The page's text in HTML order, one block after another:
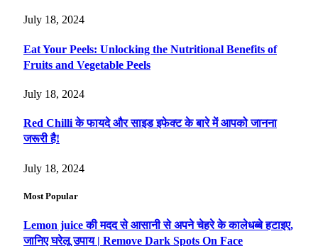
July 18, 2024
Eat Your Peels: Unlocking the Nutritional Benefits of
Fruits and Vegetable Peels
July 18, 2024
Red Chilli के फायदे और साइड इफेक्ट के बारे में आपको जानना
जरूरी है!
July 18, 2024
Most Popular
Lemon juice की मदद से आसानी से अपने चेहरे के कालेधब्बे हटाइए,
जानिए घरेलू उपाय | Remove Dark Spots On Face